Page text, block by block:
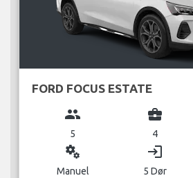
FORD FOCUS ESTATE
group
5
business_center
4
miscellaneous_services
Manuel
login
5 Dør